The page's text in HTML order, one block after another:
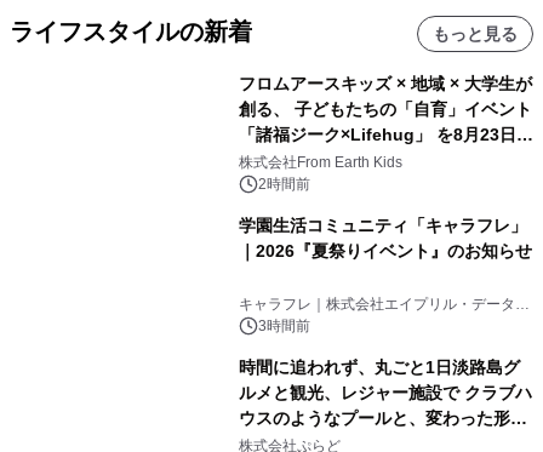
ライフスタイルの新着 もっと見る
フロムアースキッズ × 地域 × 大学生が
創る、 子どもたちの「自育」イベント
「諸福ジーク×Lifehug」 を8月23日
(日)開催
株式会社From Earth Kids
2時間前
学園生活コミュニティ「キャラフレ」
｜2026『夏祭りイベント』のお知らせ
キャラフレ｜株式会社エイプリル・データ・
デザインズ
3時間前
時間に追われず、丸ごと1日淡路島グ
ルメと観光、レジャー施設で クラブハ
ウスのようなプールと、変わった形の
サウナも 「THE BOXY AWAJI」のお
株式会社ぷらど